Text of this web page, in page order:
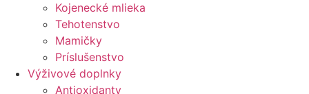
Kojenecké mlieka
Tehotenstvo
Mamičky
Príslušenstvo
Výživové doplnky
Antioxidanty